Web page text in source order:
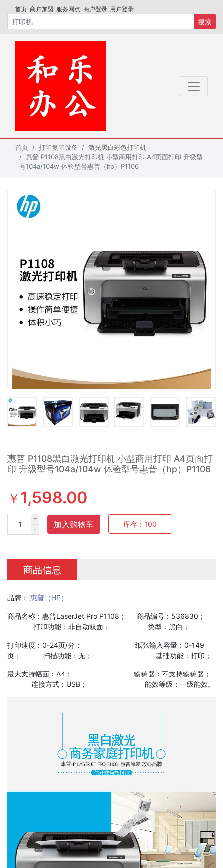
首页 商户加盟 服务网点 商户登录 用户登录
搜索
首页 打印复印设备
激光黑白彩色打印机
惠普 P1108黑白激光打印机 小型商用打印 A4页面打印 升级型
号104a/104w 体验型号惠普（hp）P1106
惠普 P1108黑白激光打印机 小型商用打印 A4页面打
印 升级型号104a/104w 体验型号惠普（hp）P1106
￥ 1,598.00
+
-
加入购物车 库存： 100
商品信息
品牌： 惠普（HP）
商品名称：惠普LaserJet Pro P1108； 商品编号：536830；
打印功能：非自动双面； 类型：黑白；
打印速度：0-24页/分； 纸张输入容量：0-149
页； 扫描功能：无； 基础功能：打印；
最大支持幅面：A4； 输稿器：不支持输稿器；
连接方式：USB； 能效等级：一级能效。